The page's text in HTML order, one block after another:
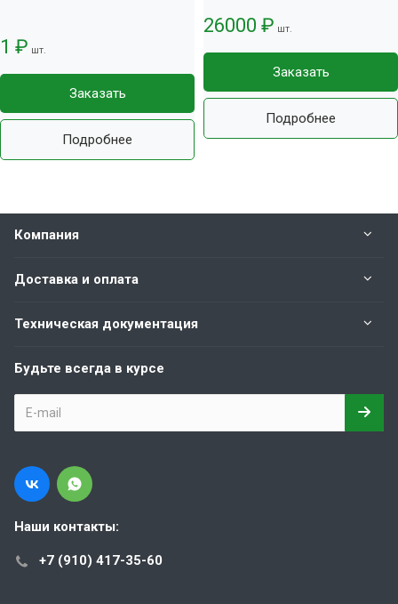
1 ₽ шт.
Заказать
Подробнее
26000 ₽ шт.
Заказать
Подробнее
Компания
Доставка и оплата
Техническая документация
Будьте всегда в курсе
Наши контакты:
+7 (910) 417-35-60